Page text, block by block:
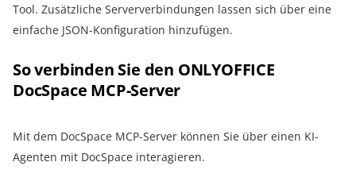
Tool. Zusätzliche Serververbindungen lassen sich über eine
einfache JSON-Konfiguration hinzufügen.
So verbinden Sie den ONLYOFFICE
DocSpace MCP-Server
Mit dem DocSpace MCP-Server können Sie über einen KI-
Agenten mit DocSpace interagieren.